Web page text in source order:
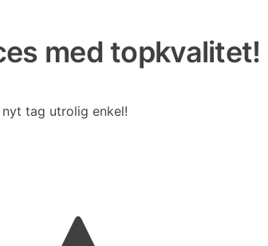
med topkvalitet!
tag utrolig enkel!